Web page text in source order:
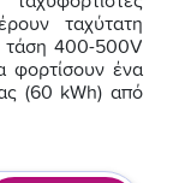
ταχύτατη
τάση 400-500V
φορτίσουν ένα
(60 kWh) από